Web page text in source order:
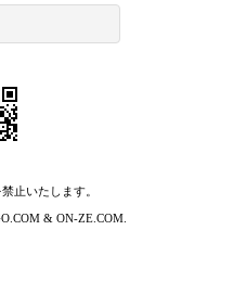
止いたします。
& ON-ZE.COM